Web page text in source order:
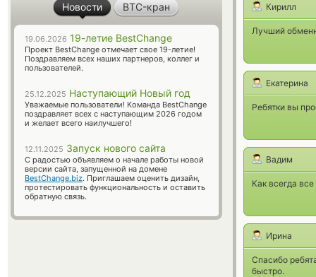
Кирилл
Лучший
Екатерина
Ребятки вы
Вадим
Как всегда
Ирина
Спасибо
быстро.
Новости BTC-кран
19.06.2026 19-летие BestChange
Проект BestChange отмечает свое 19-летие!
Поздравляем всех наших партнеров, коллег и
пользователей.
25.12.2025 Наступающий Новый год
Уважаемые пользователи! Команда BestChange
поздравляет всех с наступающим 2026 годом
и желает всего наилучшего!
12.11.2025 Запуск нового сайта
С радостью объявляем о начале работы новой
версии сайта, запущенной на домене
BestChange.biz. Приглашаем оценить дизайн,
протестировать функциональность и оставить
обратную связь.